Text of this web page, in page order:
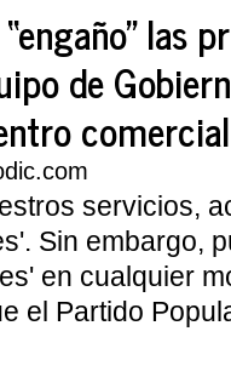
las
de
comercial
servicios,
Sin embargo,
en cualquier
el Partido